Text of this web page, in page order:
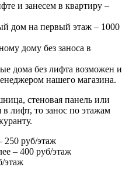
и занесем в квартиру –
дом на первый этаж – 1000
дому без заноса в
дома без лифта возможен и
нашего магазина.
стеновая панель или
лифт, то занос по этажам
250 руб/этаж
– 400 руб/этаж
этаж